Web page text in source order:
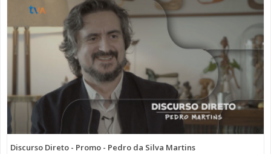
Discurso Direto - Promo - Pedro da Silva Martins